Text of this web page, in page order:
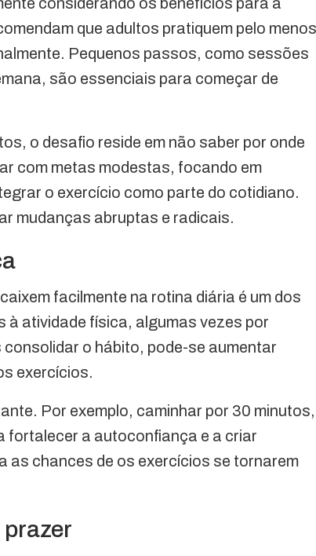
que adultos pratiquem pelo menos
Pequenos passos, como sessões
são essenciais para começar de
o desafio reside em não saber por onde
com metas modestas, focando em
o exercício como parte do cotidiano.
mudanças abruptas e radicais.
facilmente na rotina diária é um dos
à atividade física, algumas vezes por
o hábito, pode-se aumentar
exercícios.
Por exemplo, caminhar por 30 minutos,
fortalecer a autoconfiança e a criar
as chances de os exercícios se tornarem